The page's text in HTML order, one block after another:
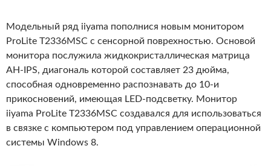
Модельный ряд iiyama пополнися новым монитором
ProLite T2336MSC с сенсорной поврехностью. Основой
монитора послужила жидкокристаллическая матрица
AH-IPS, диагональ которой составляет 23 дюйма,
способная одновременно распознавать до 10-и
прикосновений, имеющая LED-подсветку. Монитор
iiyama ProLite T2336MSC создавался для использоваться
в связке с компьютером под управлением операционной
системы Windows 8.